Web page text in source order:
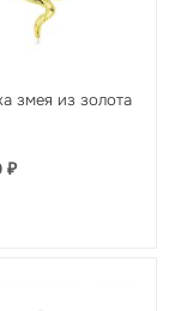
змея из золота
₽